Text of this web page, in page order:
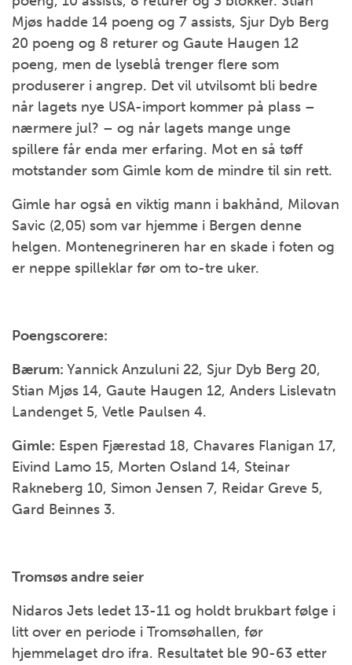
Mjøs hadde 14 poeng og 7 assists, Sjur Dyb Berg
20 poeng og 8 returer og Gaute Haugen 12
poeng, men de lyseblå trenger flere som
produserer i angrep. Det vil utvilsomt bli bedre
når lagets nye USA-import kommer på plass –
nærmere jul? – og når lagets mange unge
spillere får enda mer erfaring. Mot en så tøff
motstander som Gimle kom de mindre til sin rett.
Gimle har også en viktig mann i bakhånd, Milovan
Savic (2,05) som var hjemme i Bergen denne
helgen. Montenegrineren har en skade i foten og
er neppe spilleklar før om to-tre uker.
Poengscorere:
Bærum: Yannick Anzuluni 22, Sjur Dyb Berg 20,
Stian Mjøs 14, Gaute Haugen 12, Anders Lislevatn
Landenget 5, Vetle Paulsen 4.
Gimle: Espen Fjærestad 18, Chavares Flanigan 17,
Eivind Lamo 15, Morten Osland 14, Steinar
Rakneberg 10, Simon Jensen 7, Reidar Greve 5,
Gard Beinnes 3.
Tromsøs andre seier
Nidaros Jets ledet 13-11 og holdt brukbart følge i
litt over en periode i Tromsøhallen, før
hjemmelaget dro ifra. Resultatet ble 90-63 etter